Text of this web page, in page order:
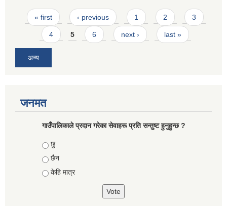
Pages
« first ‹ previous 1 2 3
4 5 6 next › last »
अन्य
जनमत
गाउँपालिकाले प्रदान गरेका सेवाहरू प्रति सन्तुष्ट हुनुहुन्छ ?
Choices
छु
छैन
केहि मात्र